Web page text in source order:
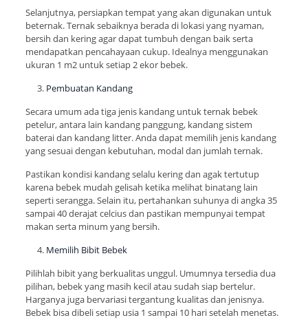
Selanjutnya, persiapkan tempat yang akan digunakan untuk
beternak. Ternak sebaiknya berada di lokasi yang nyaman,
bersih dan kering agar dapat tumbuh dengan baik serta
mendapatkan pencahayaan cukup. Idealnya menggunakan
ukuran 1 m2 untuk setiap 2 ekor bebek.
Pembuatan Kandang
Secara umum ada tiga jenis kandang untuk ternak bebek
petelur, antara lain kandang panggung, kandang sistem
baterai dan kandang litter. Anda dapat memilih jenis kandang
yang sesuai dengan kebutuhan, modal dan jumlah ternak.
Pastikan kondisi kandang selalu kering dan agak tertutup
karena bebek mudah gelisah ketika melihat binatang lain
seperti serangga. Selain itu, pertahankan suhunya di angka 35
sampai 40 derajat celcius dan pastikan mempunyai tempat
makan serta minum yang bersih.
Memilih Bibit Bebek
Pilihlah bibit yang berkualitas unggul. Umumnya tersedia dua
pilihan, bebek yang masih kecil atau sudah siap bertelur.
Harganya juga bervariasi tergantung kualitas dan jenisnya.
Bebek bisa dibeli setiap usia 1 sampai 10 hari setelah menetas.